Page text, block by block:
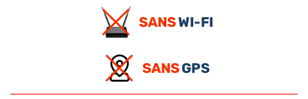
SANSWI-FI
SANSGPS